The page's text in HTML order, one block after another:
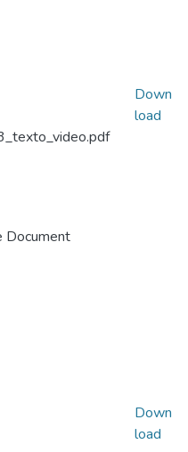
Document
Down
load
Down
load